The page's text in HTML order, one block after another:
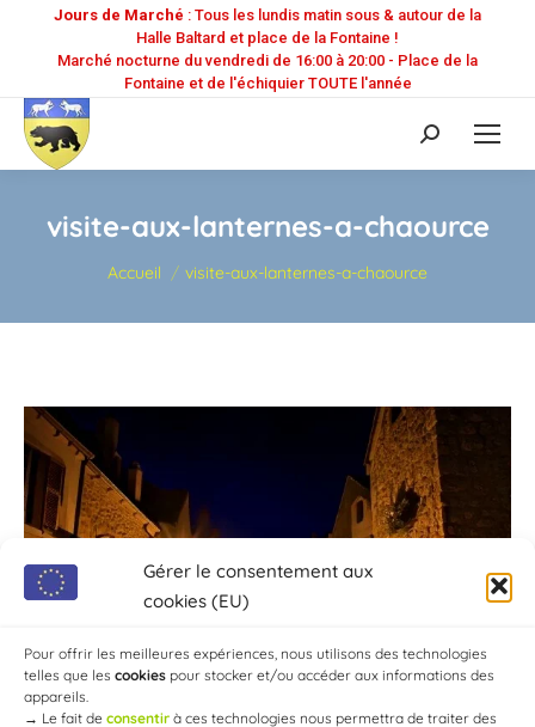
Gérer le consentement aux
cookies (EU)
Pour offrir les meilleures expériences, nous utilisons des technologies
telles que les cookies pour stocker et/ou accéder aux informations des
appareils.
→ Le fait de consentir à ces technologies nous permettra de traiter des
Jours de Marché : Tous les lundis matin sous & autour de la
Halle Baltard et place de la Fontaine !
Marché nocturne du vendredi de 16:00 à 20:00 - Place de la
Fontaine et de l'échiquier TOUTE l'année
Recherche
:
visite-aux-lanternes-a-chaource
Vous êtes ici :
Accueil visite-aux-lanternes-a-chaource